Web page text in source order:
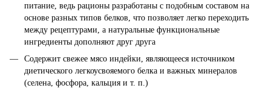
питание, ведь рационы разработаны с подобным составом на
основе разных типов белков, что позволяет легко переходить
между рецептурами, а натуральные функциональные
ингредиенты дополняют друг друга
Содержит свежее мясо индейки, являющееся источником
диетического легкоусвояемого белка и важных минералов
(селена, фосфора, кальция и т. п.)